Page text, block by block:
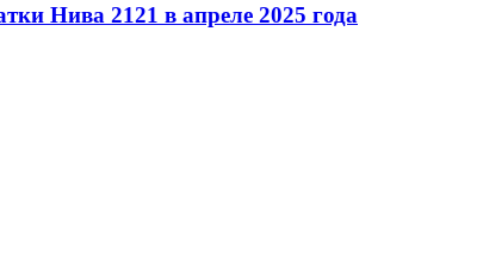
Нива 2121 в апреле 2025 года